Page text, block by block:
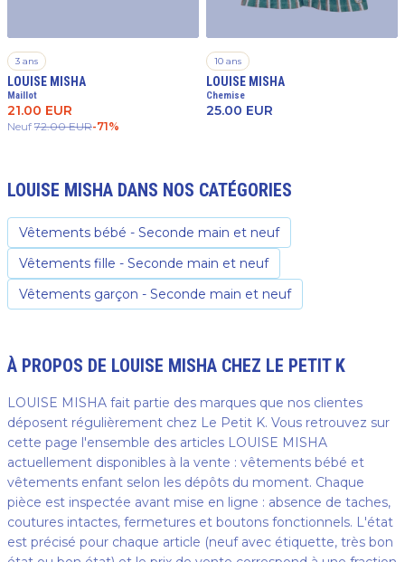
3 ans
LOUISE MISHA
Maillot
21.00 EUR
Neuf 72.00 EUR-71%
10 ans
LOUISE MISHA
Chemise
25.00 EUR
LOUISE MISHA DANS NOS CATÉGORIES
Vêtements bébé - Seconde main et neuf
Vêtements fille - Seconde main et neuf
Vêtements garçon - Seconde main et neuf
À PROPOS DE LOUISE MISHA CHEZ LE PETIT K
LOUISE MISHA fait partie des marques que nos clientes
déposent régulièrement chez Le Petit K. Vous retrouvez sur
cette page l'ensemble des articles LOUISE MISHA
actuellement disponibles à la vente : vêtements bébé et
vêtements enfant selon les dépôts du moment. Chaque
pièce est inspectée avant mise en ligne : absence de taches,
coutures intactes, fermetures et boutons fonctionnels. L'état
est précisé pour chaque article (neuf avec étiquette, très bon